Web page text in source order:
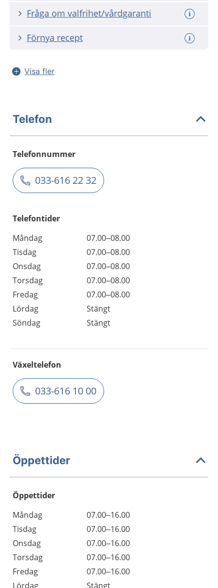
Fråga om valfrihet/vårdgaranti
Förnya recept
Visa fler
Telefon
Telefonnummer
033-616 22 32
Telefontider
Måndag
07.00–08.00
Tisdag
07.00–08.00
Onsdag
07.00–08.00
Torsdag
07.00–08.00
Fredag
07.00–08.00
Lördag
Stängt
Söndag
Stängt
Växeltelefon
033-616 10 00
Öppettider
Öppettider
Dag
Öppettider
Kommentarer
Måndag
07.00–16.00
Tisdag
07.00–16.00
Onsdag
07.00–16.00
Torsdag
07.00–16.00
Fredag
07.00–16.00
Lördag
Stängt